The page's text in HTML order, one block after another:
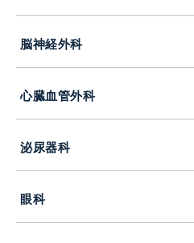
脳神経外科
心臓血管外科
泌尿器科
眼科